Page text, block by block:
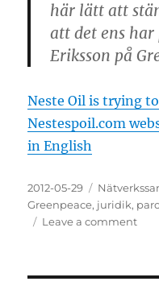
här lätt att
att det ens
Eriksson på
Neste Oil is trying
Nestespoil.com
in English
Posted
on
2012-05-29 Categories
Greenpeace, juridik,
Leave a commenton